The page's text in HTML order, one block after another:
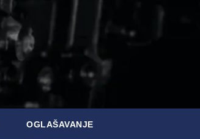
OGLAŠAVANJE